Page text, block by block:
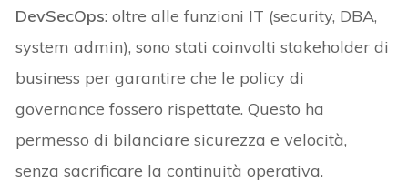
DevSecOps: oltre alle funzioni IT (security, DBA,
system admin), sono stati coinvolti stakeholder di
business per garantire che le policy di
governance fossero rispettate. Questo ha
permesso di bilanciare sicurezza e velocità,
senza sacrificare la continuità operativa.